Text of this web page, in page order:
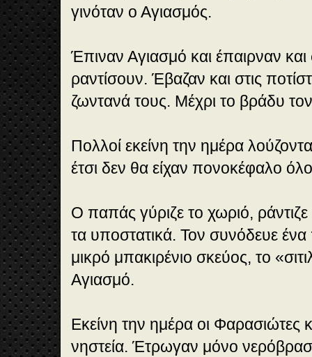
γινόταν ο Αγιασμός.
Έπιναν Αγιασμό και έπαιρναν και
ραντίσουν. Έβαζαν και στις
ζωντανά τους. Μέχρι το βράδυ
Πολλοί εκείνη την ημέρα
έτσι δεν θα είχαν πονοκέφαλο
Ο παπάς γύριζε το χωριό, ράντιζε
τα υποστατικά. Τον συνόδευε ένα
μικρό μπακιρένιο σκεύος, το
Αγιασμό.
Εκείνη την ημέρα οι
νηστεία. Έτρωγαν μόνο